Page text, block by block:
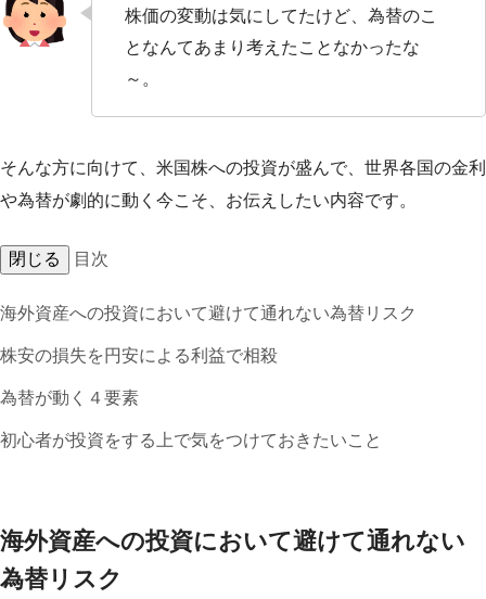
株価の変動は気にしてたけど、為替のこ
となんてあまり考えたことなかったな
～。
そんな方に向けて、米国株への投資が盛んで、世界各国の金利
や為替が劇的に動く今こそ、お伝えしたい内容です。
閉じる 目次
海外資産への投資において避けて通れない為替リスク
株安の損失を円安による利益で相殺
為替が動く４要素
初心者が投資をする上で気をつけておきたいこと
海外資産への投資において避けて通れない
為替リスク